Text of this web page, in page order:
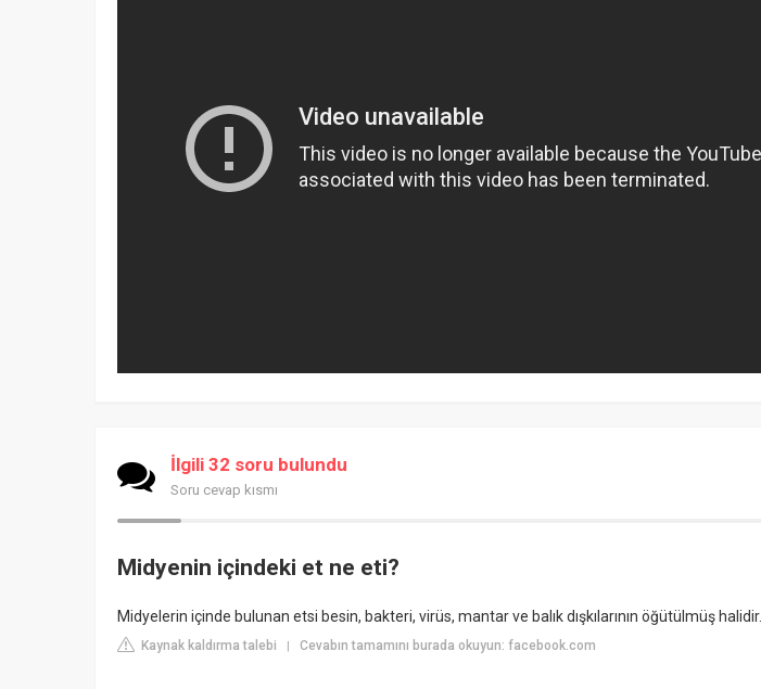
İlgili 32 soru bulundu
Soru cevap kısmı
Midyenin içindeki et ne eti?
Midyelerin içinde bulunan etsi besin, bakteri, virüs, mantar ve balık dışkılarının öğütülmüş halidir.
Kaynak kaldırma talebi | Cevabın tamamını burada okuyun: facebook.com